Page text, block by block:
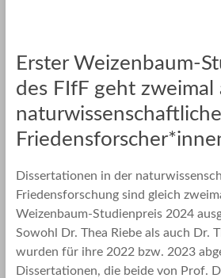
Erster Weizenbaum-
des FIfF geht zweimal
naturwissenschaftliche
Dissertationen in der
Friedensforschung sind gleich
Weizenbaum-Studienpreis 2024
Sowohl Dr. Thea Riebe als auch Dr.
wurden für ihre 2022 bzw. 2023
Dissertationen, die beide von Prof.